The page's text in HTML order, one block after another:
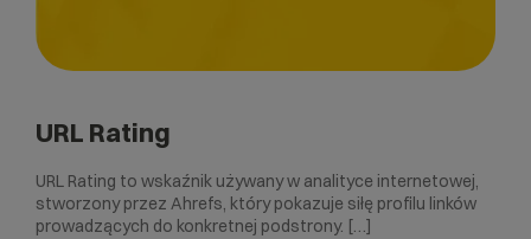
URL Rating
URL Rating to wskaźnik używany w analityce internetowej,
stworzony przez Ahrefs, który pokazuje siłę profilu linków
prowadzących do konkretnej podstrony. […]